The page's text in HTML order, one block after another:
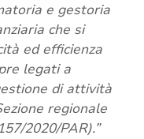
e gestoria
che si
ed efficienza
legati a
di attività
regionale
2020/PAR).”